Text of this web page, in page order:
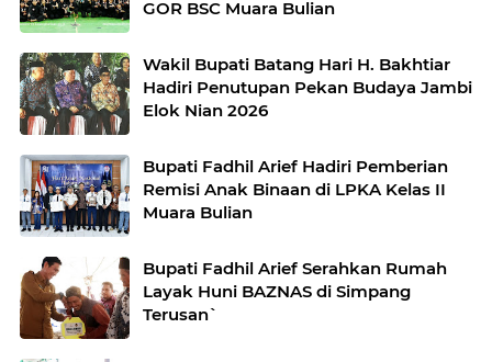
GOR BSC Muara Bulian
Wakil Bupati Batang Hari H. Bakhtiar
Hadiri Penutupan Pekan Budaya Jambi
Elok Nian 2026
Bupati Fadhil Arief Hadiri Pemberian
Remisi Anak Binaan di LPKA Kelas II
Muara Bulian
Bupati Fadhil Arief Serahkan Rumah
Layak Huni BAZNAS di Simpang
Terusan`